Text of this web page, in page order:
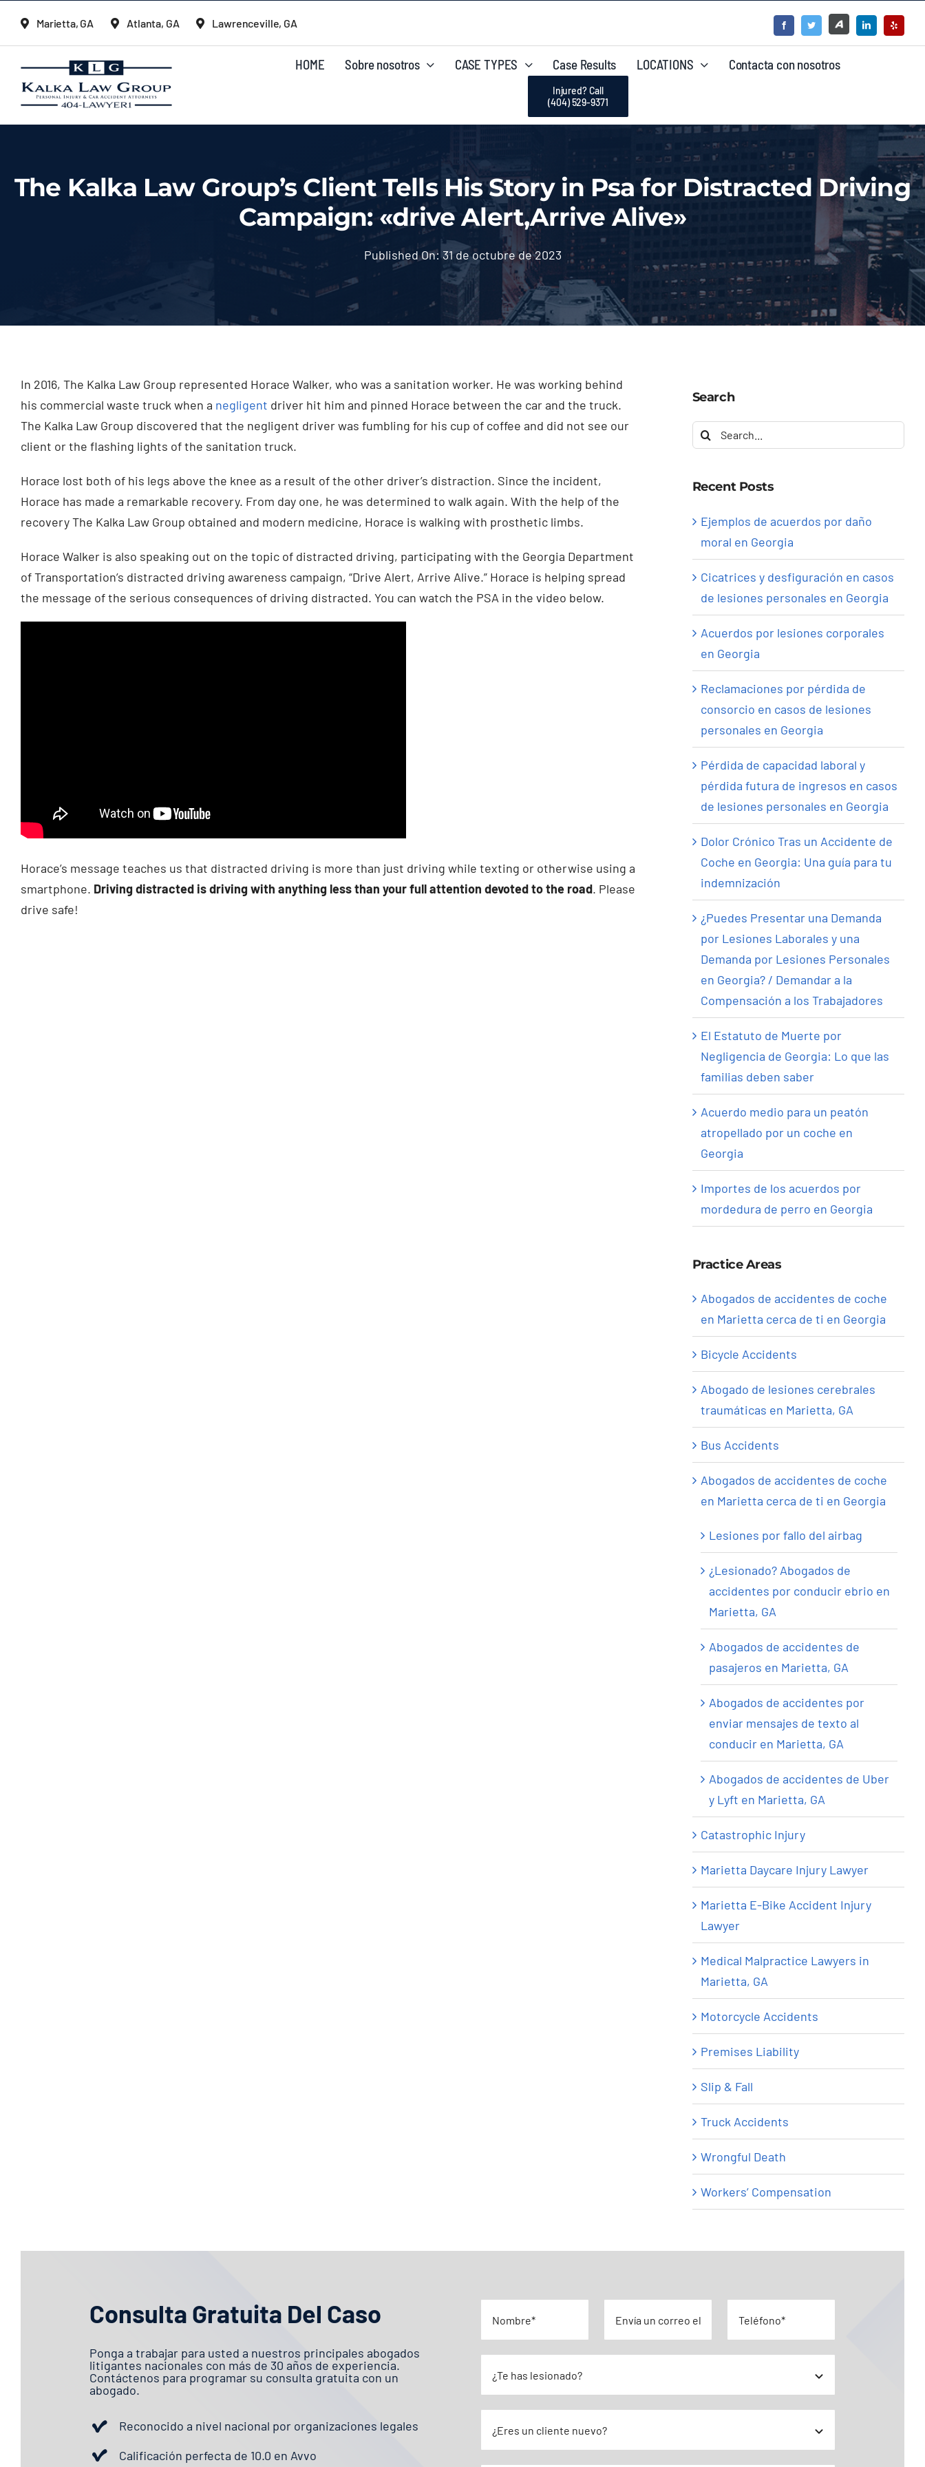
content
Marietta, GA Atlanta, GA Lawrenceville, GA
HOME Sobre nosotros CASE TYPES Case Results LOCATIONS Contacta con nosotros
Injured? Call
(404) 529-9371
The Kalka Law Group’s Client Tells His Story in Psa for Distracted Driving
Campaign: «drive Alert,Arrive Alive»
Published On: 31 de octubre de 2023
In 2016, The Kalka Law Group represented Horace Walker, who was a sanitation worker. He was working behind
his commercial waste truck when a negligent driver hit him and pinned Horace between the car and the truck.
The Kalka Law Group discovered that the negligent driver was fumbling for his cup of coffee and did not see our
client or the flashing lights of the sanitation truck.
Horace lost both of his legs above the knee as a result of the other driver’s distraction. Since the incident,
Horace has made a remarkable recovery. From day one, he was determined to walk again. With the help of the
recovery The Kalka Law Group obtained and modern medicine, Horace is walking with prosthetic limbs.
Horace Walker is also speaking out on the topic of distracted driving, participating with the Georgia Department
of Transportation’s distracted driving awareness campaign, “Drive Alert, Arrive Alive.” Horace is helping spread
the message of the serious consequences of driving distracted. You can watch the PSA in the video below.
Horace’s message teaches us that distracted driving is more than just driving while texting or otherwise using a
smartphone. Driving distracted is driving with anything less than your full attention devoted to the road. Please
drive safe!
Search
Search
for:
Recent Posts
Ejemplos de acuerdos por daño
moral en Georgia
Cicatrices y desfiguración en casos
de lesiones personales en Georgia
Acuerdos por lesiones corporales
en Georgia
Reclamaciones por pérdida de
consorcio en casos de lesiones
personales en Georgia
Pérdida de capacidad laboral y
pérdida futura de ingresos en casos
de lesiones personales en Georgia
Dolor Crónico Tras un Accidente de
Coche en Georgia: Una guía para tu
indemnización
¿Puedes Presentar una Demanda
por Lesiones Laborales y una
Demanda por Lesiones Personales
en Georgia? / Demandar a la
Compensación a los Trabajadores
El Estatuto de Muerte por
Negligencia de Georgia: Lo que las
familias deben saber
Acuerdo medio para un peatón
atropellado por un coche en
Georgia
Importes de los acuerdos por
mordedura de perro en Georgia
Practice Areas
Abogados de accidentes de coche
en Marietta cerca de ti en Georgia
Bicycle Accidents
Abogado de lesiones cerebrales
traumáticas en Marietta, GA
Bus Accidents
Abogados de accidentes de coche
en Marietta cerca de ti en Georgia
Lesiones por fallo del airbag
¿Lesionado? Abogados de
accidentes por conducir ebrio en
Marietta, GA
Abogados de accidentes de
pasajeros en Marietta, GA
Abogados de accidentes por
enviar mensajes de texto al
conducir en Marietta, GA
Abogados de accidentes de Uber
y Lyft en Marietta, GA
Catastrophic Injury
Marietta Daycare Injury Lawyer
Marietta E-Bike Accident Injury
Lawyer
Medical Malpractice Lawyers in
Marietta, GA
Motorcycle Accidents
Premises Liability
Slip & Fall
Truck Accidents
Wrongful Death
Workers’ Compensation
Consulta Gratuita Del Caso
Ponga a trabajar para usted a nuestros principales abogados
litigantes nacionales con más de 30 años de experiencia.
Contáctenos para programar su consulta gratuita con un
abogado.
Reconocido a nivel nacional por organizaciones legales
Calificación perfecta de 10.0 en Avvo